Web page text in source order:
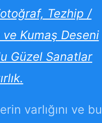
Tezhip /
Kumaş Deseni
Güzel Sanatlar
varlığını ve bu